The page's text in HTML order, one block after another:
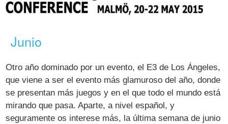
Junio
Otro año dominado por un evento, el E3 de Los Ángeles,
que viene a ser el evento más glamuroso del año, donde
se presentan más juegos y en el que todo el mundo está
mirando que pasa. Aparte, a nivel español, y
seguramente os interese más, la última semana de junio